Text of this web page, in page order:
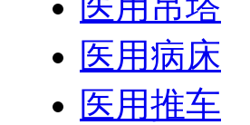
医用病床
医用推车